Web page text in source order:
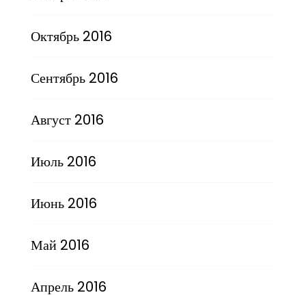
Октябрь 2016
Сентябрь 2016
Август 2016
Июль 2016
Июнь 2016
Май 2016
Апрель 2016